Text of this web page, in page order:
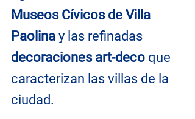
Museos Cívicos de Villa
Paolina y las refinadas
decoraciones art-deco que
caracterizan las villas de la
ciudad.